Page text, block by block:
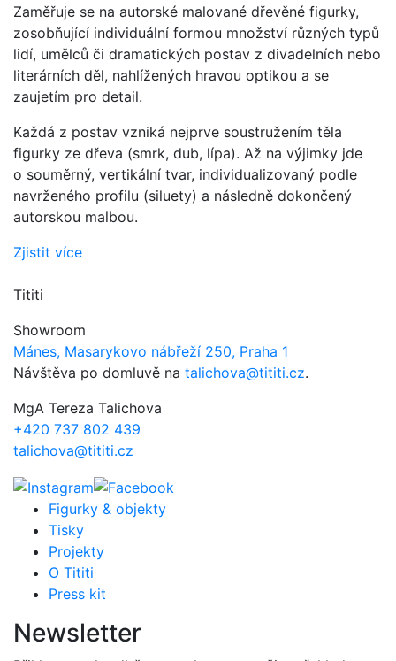
Zaměřuje se na autorské malované dřevěné figurky,
zosobňující individuální formou množství různých typů
lidí, umělců či dramatických postav z divadelních nebo
literárních děl, nahlížených hravou optikou a se
zaujetím pro detail.
Každá z postav vzniká nejprve soustružením těla
figurky ze dřeva (smrk, dub, lípa). Až na výjimky jde
o souměrný, vertikální tvar, individualizovaný podle
navrženého profilu (siluety) a následně dokončený
autorskou malbou.
Zjistit více
Tititi
Showroom
Mánes, Masarykovo nábřeží 250, Praha 1
Návštěva po domluvě na talichova@tititi.cz.
MgA Tereza Talichova
+420 737 802 439
talichova@tititi.cz
Figurky & objekty
Tisky
Projekty
O Tititi
Press kit
Newsletter